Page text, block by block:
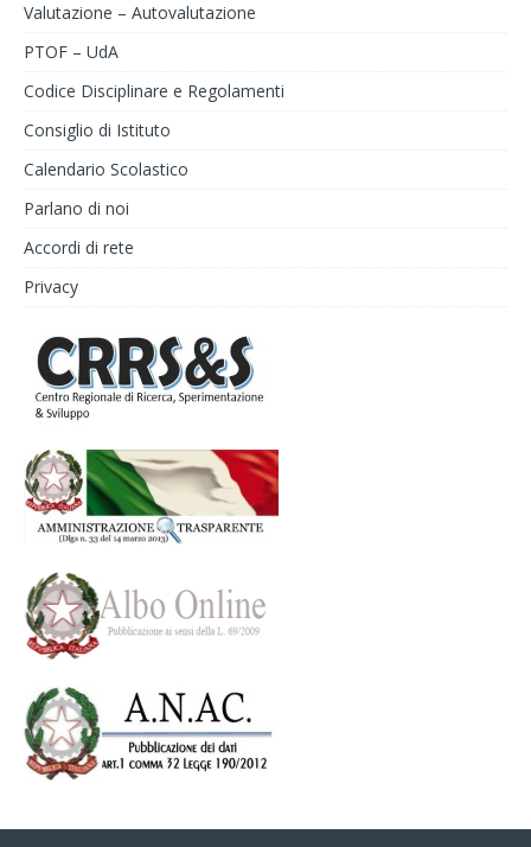
Valutazione – Autovalutazione
PTOF – UdA
Codice Disciplinare e Regolamenti
Consiglio di Istituto
Calendario Scolastico
Parlano di noi
Accordi di rete
Privacy